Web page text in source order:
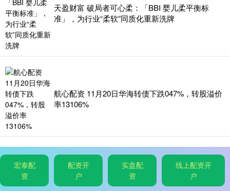
天盈财富 破局者可心柔：「BBI 婴儿柔平衡标
准」，为行业“柔软”同质化重新洗牌
航心配资 11月20日华海转债下跌047%，转股溢价
率13106%
宏泰配
资
配资开
户
实盘配
资
线上配资开
户